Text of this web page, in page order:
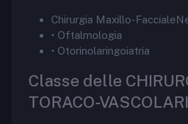
Chirurgia Maxillo-
• Oftalmologia
• Otorinolaringoiatria
Classe delle
TORACO-VASCOLARI